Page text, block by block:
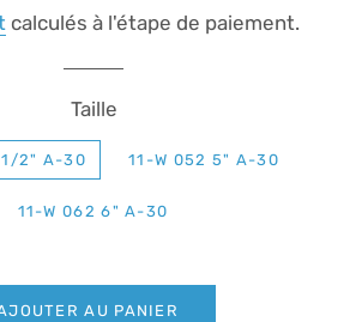
calculés à l'étape de paiement.
Taille
1/2" A-30 11-W 052 5" A-30
11-W 062 6" A-30
AU PANIER